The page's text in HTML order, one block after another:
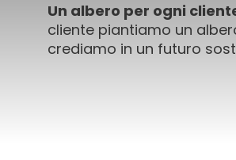
Un albero per ogni
cliente piantiamo un
crediamo in un futuro